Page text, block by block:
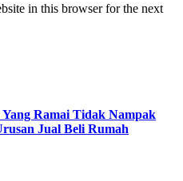
in this browser for the next
Ramai Tidak Nampak
Jual Beli Rumah